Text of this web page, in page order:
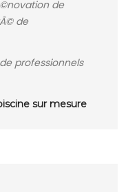
de
de
professionnels
sur mesure